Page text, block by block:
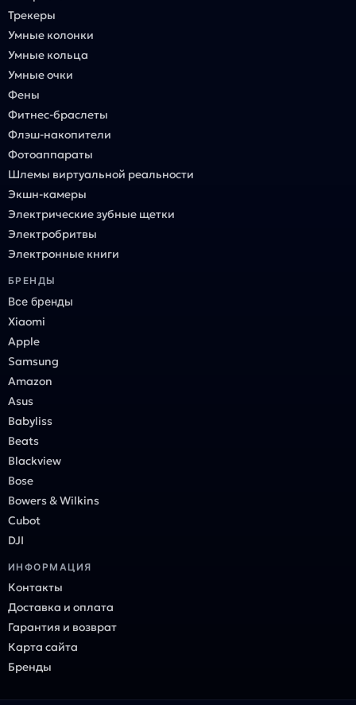
Трекеры
Умные колонки
Умные кольца
Умные очки
Фены
Фитнес-браслеты
Флэш-накопители
Фотоаппараты
Шлемы виртуальной реальности
Экшн-камеры
Электрические зубные щетки
Электробритвы
Электронные книги
БРЕНДЫ
Все бренды
Xiaomi
Apple
Samsung
Amazon
Asus
Babyliss
Beats
Blackview
Bose
Bowers & Wilkins
Cubot
DJI
ИНФОРМАЦИЯ
Контакты
Доставка и оплата
Гарантия и возврат
Карта сайта
Бренды